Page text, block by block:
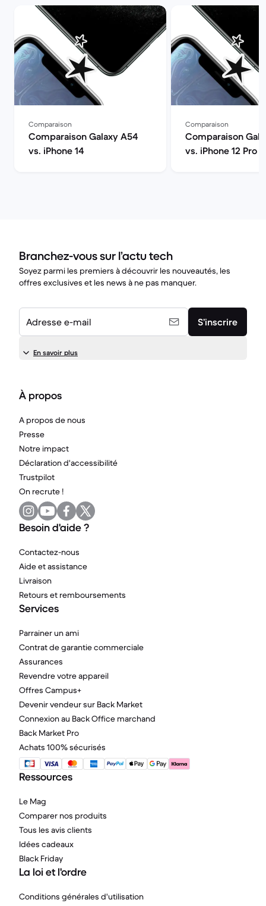
Comparaison
Comparaison Galaxy A54
vs. iPhone 14
Comparaison
Comparaison
vs. iPhone 12 Pro
Branchez-vous sur l’actu tech
Soyez parmi les premiers à découvrir les nouveautés, les
offres exclusives et les news à ne pas manquer.
Adresse e-mail S’inscrire
En savoir plus
À propos
A propos de nous
Presse
Notre impact
Déclaration d'accessibilité
Trustpilot
On recrute !
Besoin d'aide ?
Contactez-nous
Aide et assistance
Livraison
Retours et remboursements
Services
Parrainer un ami
Contrat de garantie commerciale
Assurances
Revendre votre appareil
Offres Campus+
Devenir vendeur sur Back Market
Connexion au Back Office marchand
Back Market Pro
Achats 100% sécurisés
Ressources
Le Mag
Comparer nos produits
Tous les avis clients
Idées cadeaux
Black Friday
La loi et l'ordre
Conditions générales d'utilisation